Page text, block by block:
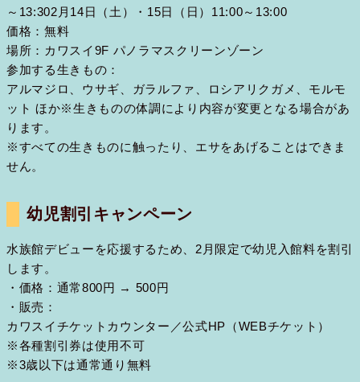
～13:302月14日（土）・15日（日）11:00～13:00
価格：無料
場所：カワスイ9F パノラマスクリーンゾーン
参加する生きもの：
アルマジロ、ウサギ、ガラルファ、ロシアリクガメ、モルモ
ット ほか※生きものの体調により内容が変更となる場合があ
ります。
※すべての生きものに触ったり、エサをあげることはできま
せん。
幼児割引キャンペーン
水族館デビューを応援するため、2月限定で幼児入館料を割引
します。
・価格：通常800円 → 500円
・販売：
カワスイチケットカウンター／公式HP（WEBチケット）
※各種割引券は使用不可
※3歳以下は通常通り無料